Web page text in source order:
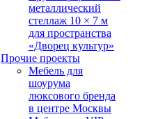
металлический
стеллаж 10 × 7 м
для пространства
«Дворец культур»
Прочие проекты
Мебель для
шоурума
люксового бренда
в центре Москвы